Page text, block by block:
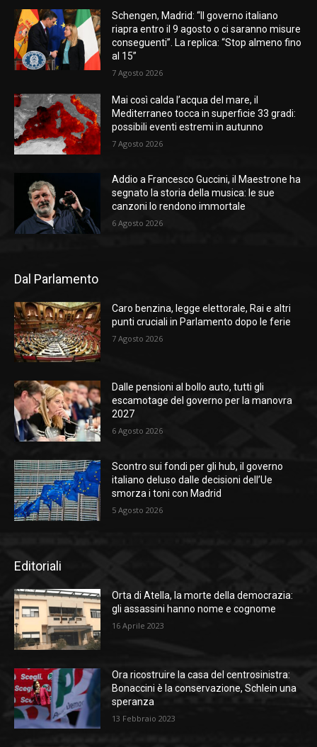
Schengen, Madrid: “Il governo italiano
riapra entro il 9 agosto o ci saranno misure
conseguenti”. La replica: “Stop almeno fino
al 15”
7 Agosto 2026
Mai così calda l’acqua del mare, il
Mediterraneo tocca in superficie 33 gradi:
possibili eventi estremi in autunno
7 Agosto 2026
Addio a Francesco Guccini, il Maestrone ha
segnato la storia della musica: le sue
canzoni lo rendono immortale
6 Agosto 2026
Dal Parlamento
Caro benzina, legge elettorale, Rai e altri
punti cruciali in Parlamento dopo le ferie
7 Agosto 2026
Dalle pensioni al bollo auto, tutti gli
escamotage del governo per la manovra
2027
6 Agosto 2026
Scontro sui fondi per gli hub, il governo
italiano deluso dalle decisioni dell’Ue
smorza i toni con Madrid
5 Agosto 2026
Editoriali
Orta di Atella, la morte della democrazia:
gli assassini hanno nome e cognome
16 Aprile 2023
Ora ricostruire la casa del centrosinistra:
Bonaccini è la conservazione, Schlein una
speranza
13 Febbraio 2023